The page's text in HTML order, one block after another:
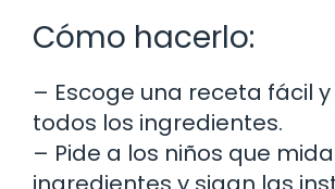
Cómo hacerlo:
– Escoge una receta fácil
todos los ingredientes.
– Pide a los niños que